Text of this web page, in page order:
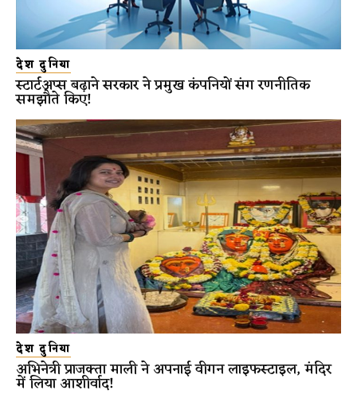
देश दुनिया
स्टार्टअप्स बढ़ाने सरकार ने प्रमुख कंपनियों संग रणनीतिक
समझौते किए!
देश दुनिया
अभिनेत्री प्राजक्ता माली ने अपनाई वीगन लाइफस्टाइल, मंदिर
में लिया आशीर्वाद!